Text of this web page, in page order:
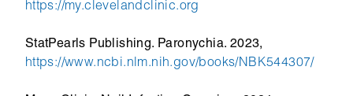
https://my.clevelandclinic.org
StatPearls Publishing. Paronychia. 2023,
https://www.ncbi.nlm.nih.gov/books/NBK544307/